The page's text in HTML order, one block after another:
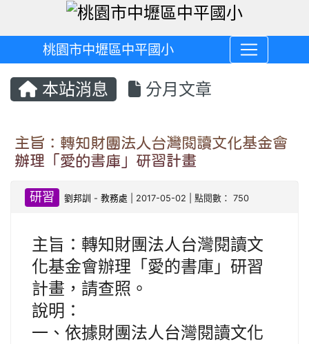
桃園市中壢區中平國小
本站消息 分月文章
主旨：轉知財團法人台灣閱讀文化基金會
辦理「愛的書庫」研習計畫
研習 劉邦訓 -教務處 | 2017-05-02 | 點閱數： 750
主旨：轉知財團法人台灣閱讀文
化基金會辦理「愛的書庫」研習
計畫，請查照。
說明：
一、依據財團法人台灣閱讀文化